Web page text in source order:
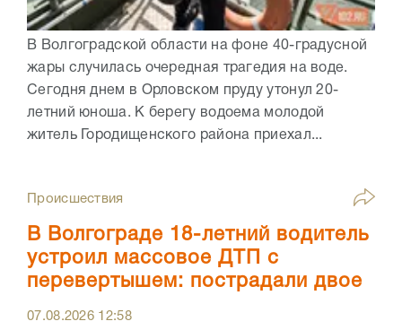
В Волгоградской области на фоне 40-градусной
жары случилась очередная трагедия на воде.
Сегодня днем в Орловском пруду утонул 20-
летний юноша. К берегу водоема молодой
житель Городищенского района приехал...
Происшествия
В Волгограде 18-летний водитель
устроил массовое ДТП с
перевертышем: пострадали двое
07.08.2026 12:58